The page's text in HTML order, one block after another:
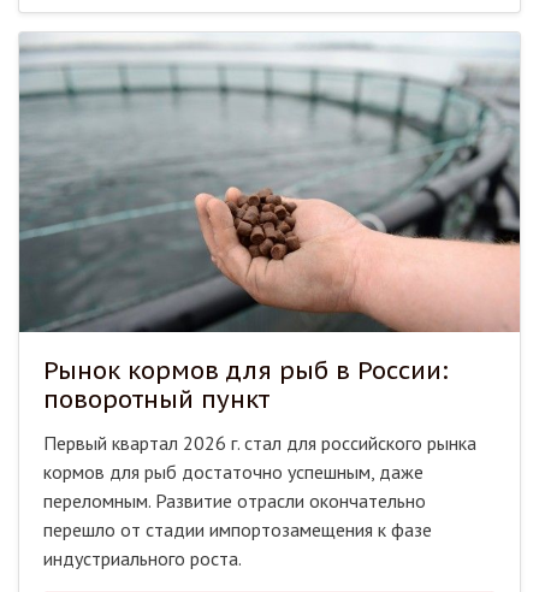
Рынок кормов для рыб в России:
поворотный пункт
​​Первый квартал 2026 г. стал для российского рынка
кормов для рыб достаточно успешным, даже
переломным. Развитие отрасли окончательно
перешло от стадии импортозамещения к фазе
индустриального роста.